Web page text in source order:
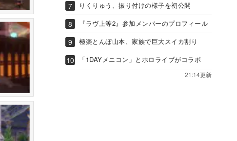
りくりゅう、振り付けの様子を初公開
『ラヴ上等2』参加メンバーのプロフィール
極楽とんぼ山本、家族で巨大スイカ割り
「1DAYメニコン」とホロライブがコラボ
21:14更新